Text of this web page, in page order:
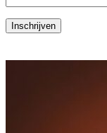
Inschrijven